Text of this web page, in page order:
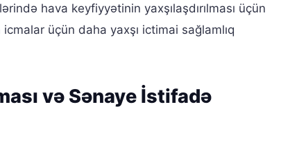
hava keyfiyyətinin yaxşılaşdırılması üçün
üçün daha yaxşı ictimai sağlamlıq
və Sənaye İstifadə